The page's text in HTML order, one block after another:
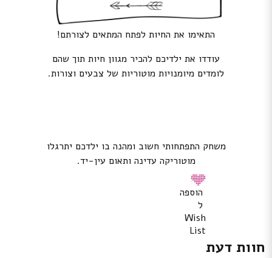
התאימו את החיות לפתח המתאים לצורתם!
עודדו את ילדיכם להכיר מגוון חיות תוך שהם
לומדים מיומנויות מוטוריות של צבעים וצורות.
משחק התפתחותי חשוב ומהנה בו ילדכם יתרגלו
מוטוריקה עדינה ותאום עין-יד.
הוספה
ל
Wish
List
חוות דעת